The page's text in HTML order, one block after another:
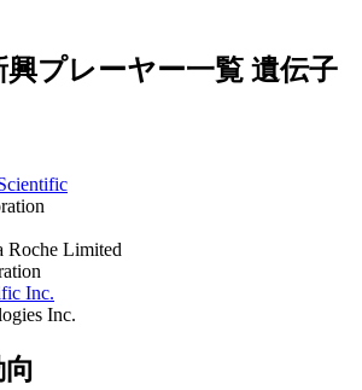
プレーヤー一覧 遺伝子
Roche Limited
Inc.
Inc.